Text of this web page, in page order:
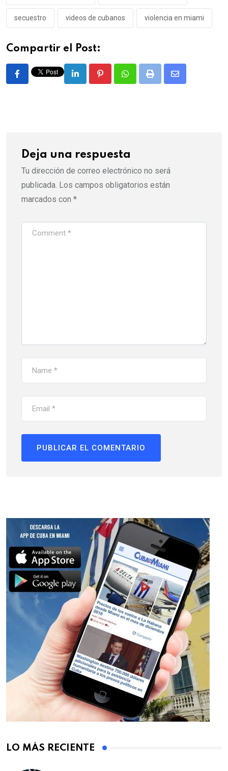
secuestro videos de cubanos violencia en miami
Compartir el Post:
LinkedIn PinterestWhatsappPrint
Share
Deja una respuesta
Tu dirección de correo electrónico no será
publicada. Los campos obligatorios están
marcados con *
LO MÁS RECIENTE